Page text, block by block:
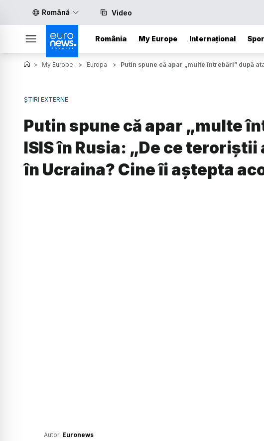
Română Video
România My Europe Internațional
> My Europe > Europa > Putin spune că apar „multe întrebări” după
ȘTIRI EXTERNE
Putin spune că apar „multe
ISIS în Rusia: „De ce
în Ucraina? Cine îi aştepta
Autor: Euronews